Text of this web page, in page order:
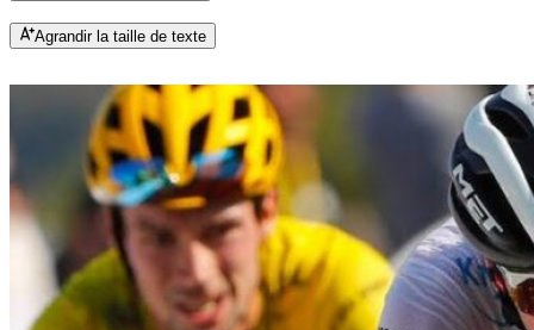
Agrandir la taille de texte